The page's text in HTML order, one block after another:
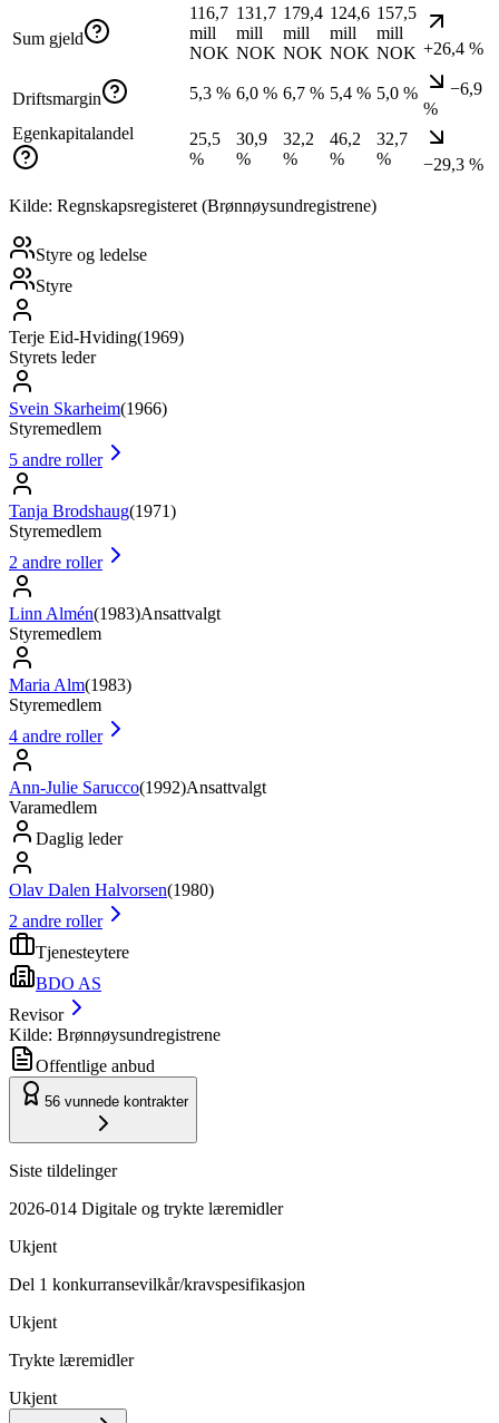
Sum gjeld
116,7
mill
NOK
131,7
mill
NOK
179,4
mill
NOK
124,6
mill
NOK
157,5
mill
NOK +26,4 %
Driftsmargin 5,3 % 6,0 % 6,7 % 5,4 % 5,0 %
−6,9
%
Egenkapitalandel
25,5
%
30,9
%
32,2
%
46,2
%
32,7
%
−29,3 %
Kilde: Regnskapsregisteret (Brønnøysundregistrene)
Styre og ledelse
Styre
Terje Eid-Hviding(1969)
Styrets leder
Svein Skarheim(1966)
Styremedlem
5 andre roller
Tanja Brodshaug(1971)
Styremedlem
2 andre roller
Linn Almén(1983)Ansattvalgt
Styremedlem
Maria Alm(1983)
Styremedlem
4 andre roller
Ann-Julie Sarucco(1992)Ansattvalgt
Varamedlem
Daglig leder
Olav Dalen Halvorsen(1980)
2 andre roller
Tjenesteytere
BDO AS
Revisor
Kilde: Brønnøysundregistrene
Offentlige anbud
56 vunnede kontrakter
Siste tildelinger
2026-014 Digitale og trykte læremidler
Ukjent
Del 1 konkurransevilkår/kravspesifikasjon
Ukjent
Trykte læremidler
Ukjent